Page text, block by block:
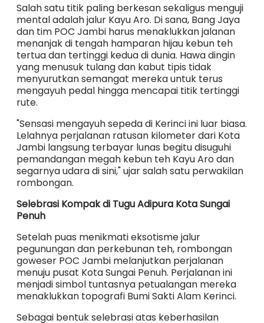
Salah satu titik paling berkesan sekaligus menguji
mental adalah jalur Kayu Aro. Di sana, Bang Jaya
dan tim POC Jambi harus menaklukkan jalanan
menanjak di tengah hamparan hijau kebun teh
tertua dan tertinggi kedua di dunia. Hawa dingin
yang menusuk tulang dan kabut tipis tidak
menyurutkan semangat mereka untuk terus
mengayuh pedal hingga mencapai titik tertinggi
rute.
"Sensasi mengayuh sepeda di Kerinci ini luar biasa.
Lelahnya perjalanan ratusan kilometer dari Kota
Jambi langsung terbayar lunas begitu disuguhi
pemandangan megah kebun teh Kayu Aro dan
segarnya udara di sini," ujar salah satu perwakilan
rombongan.
Selebrasi Kompak di Tugu Adipura Kota Sungai
Penuh
Setelah puas menikmati eksotisme jalur
pegunungan dan perkebunan teh, rombongan
goweser POC Jambi melanjutkan perjalanan
menuju pusat Kota Sungai Penuh. Perjalanan ini
menjadi simbol tuntasnya petualangan mereka
menaklukkan topografi Bumi Sakti Alam Kerinci.
Sebagai bentuk selebrasi atas keberhasilan